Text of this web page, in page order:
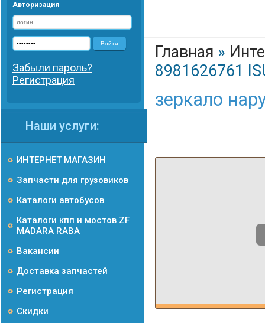
Главная »
8981626761
зеркало
Авторизация
Войти
Забыли пароль?
Регистрация
Наши услуги:
ИНТЕРНЕТ МАГАЗИН
Запчасти для грузовиков
Каталоги автобусов
Каталоги кпп и мостов ZF
MADARA RABA
Вакансии
Доставка запчастей
Регистрация
Скидки